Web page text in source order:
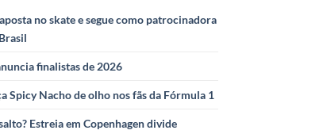
no skate e segue como patrocinadora
finalistas de 2026
Spicy Nacho de olho nos fãs da Fórmula 1
Estreia em Copenhagen divide